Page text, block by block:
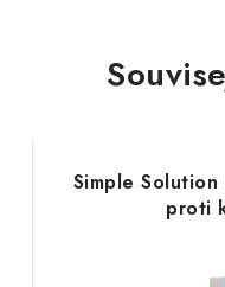
Simple
proti